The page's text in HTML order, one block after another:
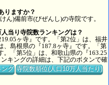
りますか？
ん)備前市(びぜんし)の寺院です。
当り寺院数ランキングは？
ヶ寺』です。「第2位」は、福井
、島根県の『187.8ヶ寺』です。「第
。「第5位」は、和歌山県の『163.25
キングの詳細は、下記のボタンで確
ング 寺院数順位(人口10万人当たり)